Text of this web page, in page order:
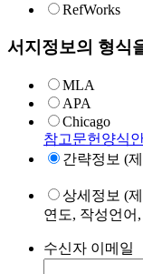
RefWorks
서지정보의 형식
MLA
APA
Chicago
참고문헌양식
간략정보 (
상세정보 (
연도, 작성언어
수신자 이메일